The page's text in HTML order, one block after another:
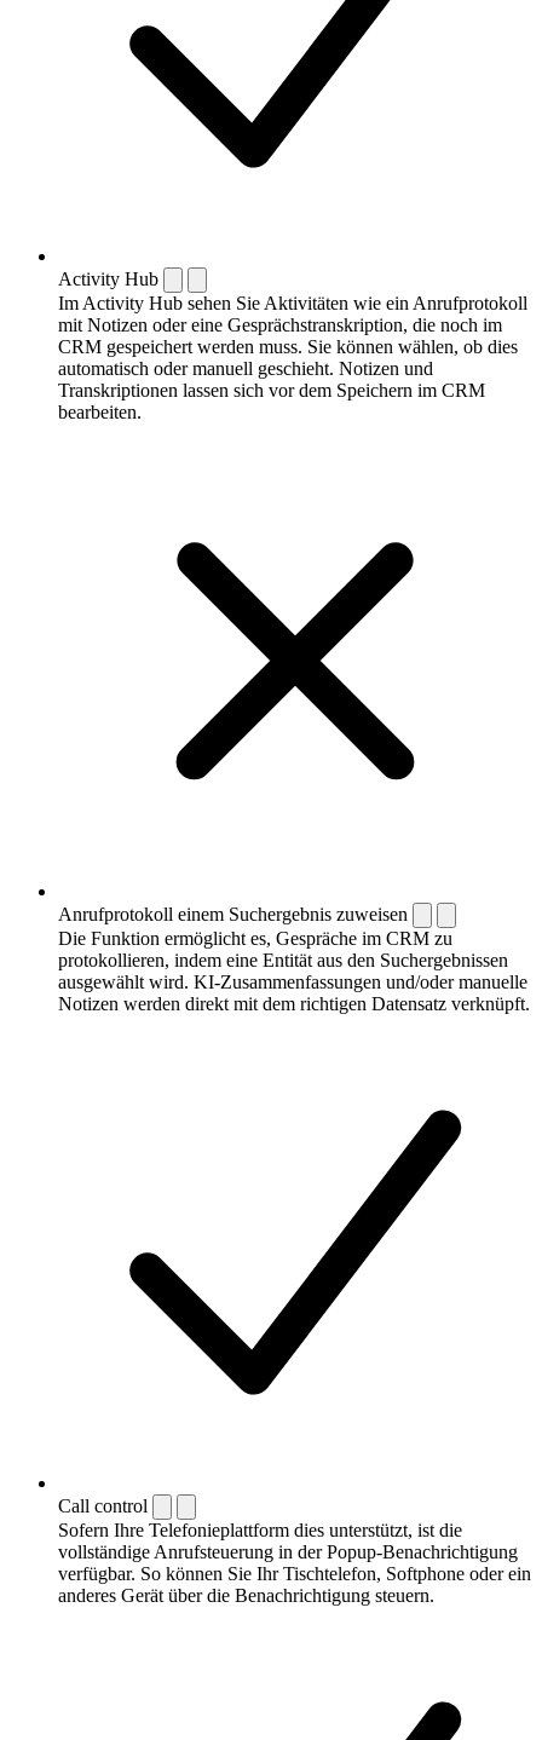
Activity Hub
Im Activity Hub sehen Sie Aktivitäten wie ein Anrufprotokoll
mit Notizen oder eine Gesprächstranskription, die noch im
CRM gespeichert werden muss. Sie können wählen, ob dies
automatisch oder manuell geschieht. Notizen und
Transkriptionen lassen sich vor dem Speichern im CRM
bearbeiten.
Anrufprotokoll einem Suchergebnis zuweisen
Die Funktion ermöglicht es, Gespräche im CRM zu
protokollieren, indem eine Entität aus den Suchergebnissen
ausgewählt wird. KI-Zusammenfassungen und/oder manuelle
Notizen werden direkt mit dem richtigen Datensatz verknüpft.
Call control
Sofern Ihre Telefonieplattform dies unterstützt, ist die
vollständige Anrufsteuerung in der Popup-Benachrichtigung
verfügbar. So können Sie Ihr Tischtelefon, Softphone oder ein
anderes Gerät über die Benachrichtigung steuern.